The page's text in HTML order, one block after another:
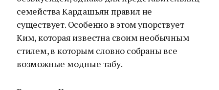
семейства Кардашьян правил не
существует. Особенно в этом упорствует
Ким, которая известна своим необычным
стилем, в которым словно собраны все
возможные модные табу.